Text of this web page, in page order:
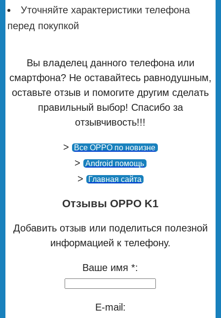
Уточняйте характеристики телефона
перед покупкой
Вы владелец данного телефона или
смартфона? Не оставайтесь равнодушным,
оставьте отзыв и помогите другим сделать
правильный выбор! Спасибо за
отзывчивость!!!
> Все OPPO по новизне
> Android помощь
> Главная сайта
Отзывы OPPO K1
Добавить отзыв или поделиться полезной
информацией к телефону.
Ваше имя *:
E-mail: